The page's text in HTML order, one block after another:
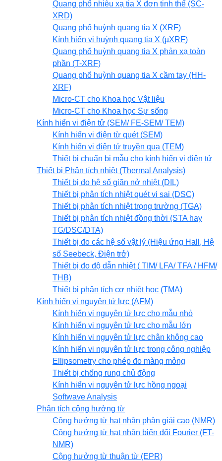
Quang phổ nhiễu xạ tia X đơn tinh thể (SC-
XRD)
Quang phổ huỳnh quang tia X (XRF)
Kính hiển vi huỳnh quang tia X (µXRF)
Quang phổ huỳnh quang tia X phản xạ toàn
phần (T-XRF)
Quang phổ huỳnh quang tia X cầm tay (HH-
XRF)
Micro-CT cho Khoa học Vật liệu
Micro-CT cho Khoa học Sự sống
Kính hiển vi điện tử (SEM/ FE-SEM/ TEM)
Kính hiển vi điện từ quét (SEM)
Kính hiển vi điện tử truyền qua (TEM)
Thiết bị chuẩn bị mẫu cho kính hiển vi điện tử
Thiết bị Phân tích nhiệt (Thermal Analysis)
Thiết bị đo hệ số giãn nở nhiệt (DIL)
Thiết bị phân tích nhiệt quét vi sai (DSC)
Thiết bị phân tích nhiệt trọng trường (TGA)
Thiết bị phân tích nhiệt đồng thời (STA hay
TG/DSC/DTA)
Thiết bị đo các hệ số vật lý (Hiệu ứng Hall, Hệ
số Seebeck, Điện trở)
Thiết bị đo độ dẫn nhiệt ( TIM/ LFA/ TFA / HFM/
THB)
Thiết bị phân tích cơ nhiệt học (TMA)
Kính hiển vi nguyên tử lực (AFM)
Kính hiển vi nguyên tử lực cho mẫu nhỏ
Kính hiển vi nguyên tử lực cho mẫu lớn
Kính hiển vi nguyên tử lực chân không cao
Kính hiển vi nguyên tử lực trong công nghiệp
Ellipsometry cho phép đo màng mỏng
Thiết bị chống rung chủ động
Kính hiển vi nguyên tử lực hồng ngoại
Softwave Analysis
Phân tích cộng hưởng từ
Cộng hưởng từ hạt nhân phân giải cao (NMR)
Cộng hưởng từ hạt nhân biến đổi Fourier (FT-
NMR)
Cộng hưởng từ thuận từ (EPR)